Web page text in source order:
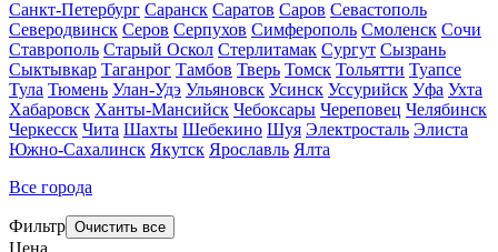
Санкт-Петербург Саранск Саратов Саров Севастополь
Северодвинск Серов Серпухов Симферополь Смоленск Сочи
Ставрополь Старый Оскол Стерлитамак Сургут Сызрань
Сыктывкар Таганрог Тамбов Тверь Томск Тольятти Туапсе
Тула Тюмень Улан-Удэ Ульяновск Усинск Уссурийск Уфа Ухта
Хабаровск Ханты-Мансийск Чебоксары Череповец Челябинск
Черкесск Чита Шахты Шебекино Шуя Электросталь Элиста
Южно-Сахалинск Якутск Ярославль Ялта
Все города
Фильтр
Цена